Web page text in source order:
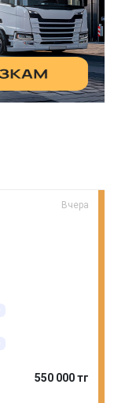
Вчера
550 000 тг